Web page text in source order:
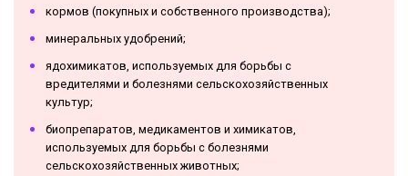
кормов (покупных и собственного производства);
минеральных удобрений;
ядохимикатов, используемых для борьбы с
вредителями и болезнями сельскохозяйственных
культур;
биопрепаратов, медикаментов и химикатов,
используемых для борьбы с болезнями
сельскохозяйственных животных;